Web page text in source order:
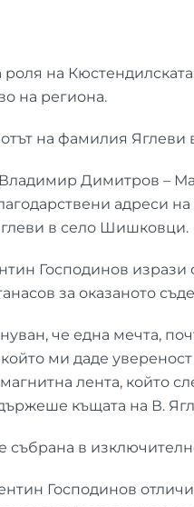
роля на
на региона.
на фамилия
Димитров –
адреси
в село Шишковци.
Господинов
за оказаното
че една мечта,
ми даде
лента, който
къщата на В.
събрана в
Господинов